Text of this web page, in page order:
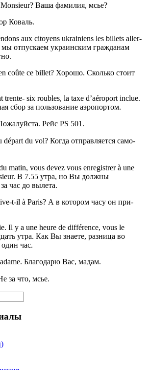
Ваша фамилия, мсье?
Коваль.
aux citoyens ukrainiens les billets aller-
отпускаем украинским гражданам
coûte ce billet? Хорошо. Сколько стоит
trente- six roubles, la taxe d’aéroport inclue.
сбор за пользование аэропортом.
Рейс PS 501.
départ du vol? Когда отправляется само­
matin, vous devez vous enregistrer à une
В 7.55 утра, но Вы должны
час до вылета.
t-il à Paris? А в котором часу он при­
Il y a une heure de différence, vous le
утра. Как Вы знаете, разница во
час.
Благодарю Вас, мадам.
за что, мсье.